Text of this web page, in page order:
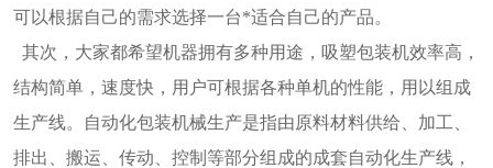
可以根据自己的需求选择一台*适合自己的产品。
其次，大家都希望机器拥有多种用途，吸塑包装机效率高，
结构简单，速度快，用户可根据各种单机的性能，用以组成
生产线。自动化包装机械生产是指由原料材料供给、加工、
排出、搬运、传动、控制等部分组成的成套自动化生产线，